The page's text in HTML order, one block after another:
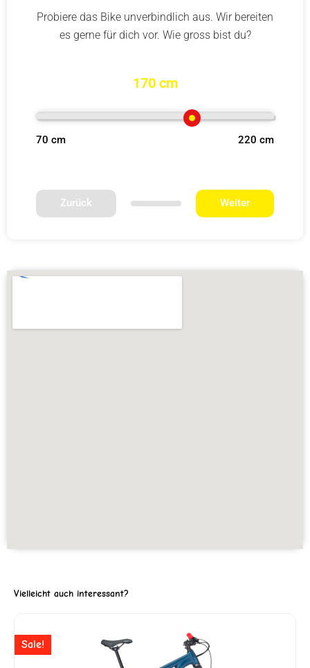
Probiere das Bike unverbindlich aus. Wir bereiten
es gerne für dich vor. Wie gross bist du?
170 cm
70 cm 220 cm
Zurück Weiter
Vielleicht auch interessant?
Sale!
Ursprünglicher
Preis